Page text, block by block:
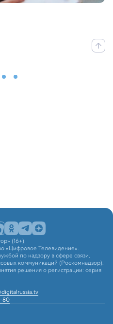
(16+)
«Цифровое Телевидение».
по надзору в сфере связи,
коммуникаций (Роскомнадзор).
решения о регистрации: серия
материалы, опубликованные на
и международным